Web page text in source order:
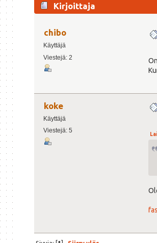
Kirjoittaja
chibo
Käyttäjä
Viestejä: 2
koke
Käyttäjä
Viestejä: 5